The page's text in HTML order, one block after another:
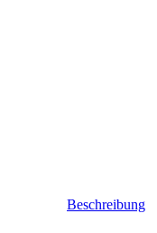
Beschreibung